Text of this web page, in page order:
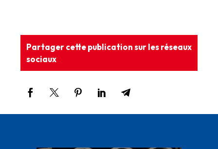
Partager cette publication sur les réseaux
sociaux